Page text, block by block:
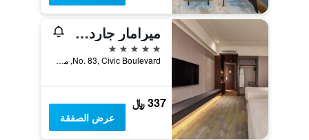
ميرامار جاردن تابييه
5 نجوم
No. 83, Civic Boulevard, مدينة تايبيه, تايوان
337 ﷼
عرض الصفقة